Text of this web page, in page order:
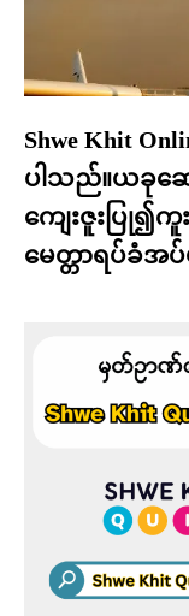
Shwe Khit
ပါသည်။ယခုဆော
ကျေးဇူးပြု၍ကူ
မေတ္တာရပ်ခံအ